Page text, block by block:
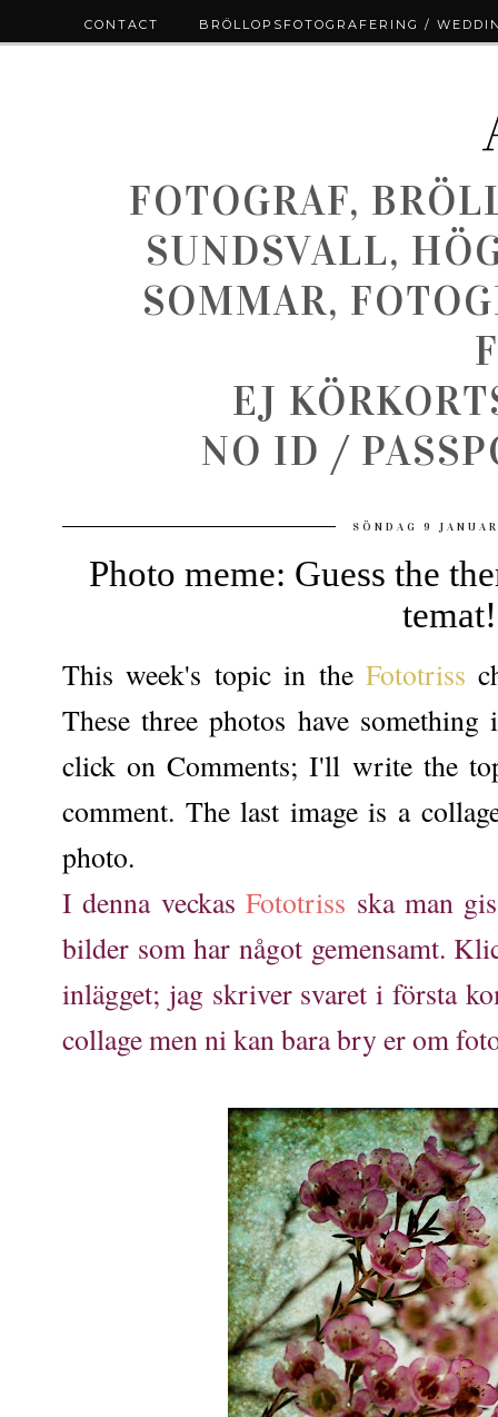
FOTOGRAF,
SUNDSVALL,
SOMMAR,
EJ
NO ID /
SÖNDAG 9
Photo meme: Guess the
temat!
This week's topic in the Fototriss
These three photos have
click on Comments; I'll write the
comment. The last image is a
photo.
I denna veckasFototriss ska man
bilder som har något gemensamt.
inlägget; jag skriver svaret i första
collage men ni kan bara bry er om
CONTACT BRÖLLOPSFOTOGRAFERING /